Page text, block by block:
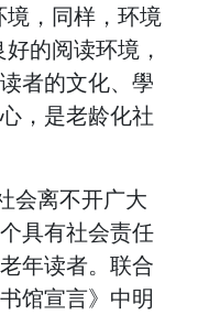
境，同样，环境
的阅读环境，
者的文化、學
，是老龄化社
会离不开广大
具有社会责任
年读者。联合
馆宣言》中明